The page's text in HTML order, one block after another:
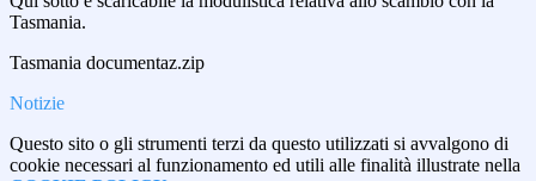
Tasmania.
Tasmania documentaz.zip
Notizie
Questo sito o gli strumenti terzi da questo utilizzati si avvalgono di
cookie necessari al funzionamento ed utili alle finalità illustrate nella